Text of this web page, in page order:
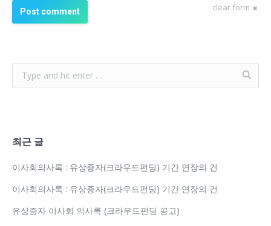
clear form
Post comment
최근 글
이사회의사록 : 유상증자(크라우드펀딩) 기간 연장의 건
이사회의사록 : 유상증자(크라우드펀딩) 기간 연장의 건
유상증자 이사회 의사록 (크라우드펀딩 공고)